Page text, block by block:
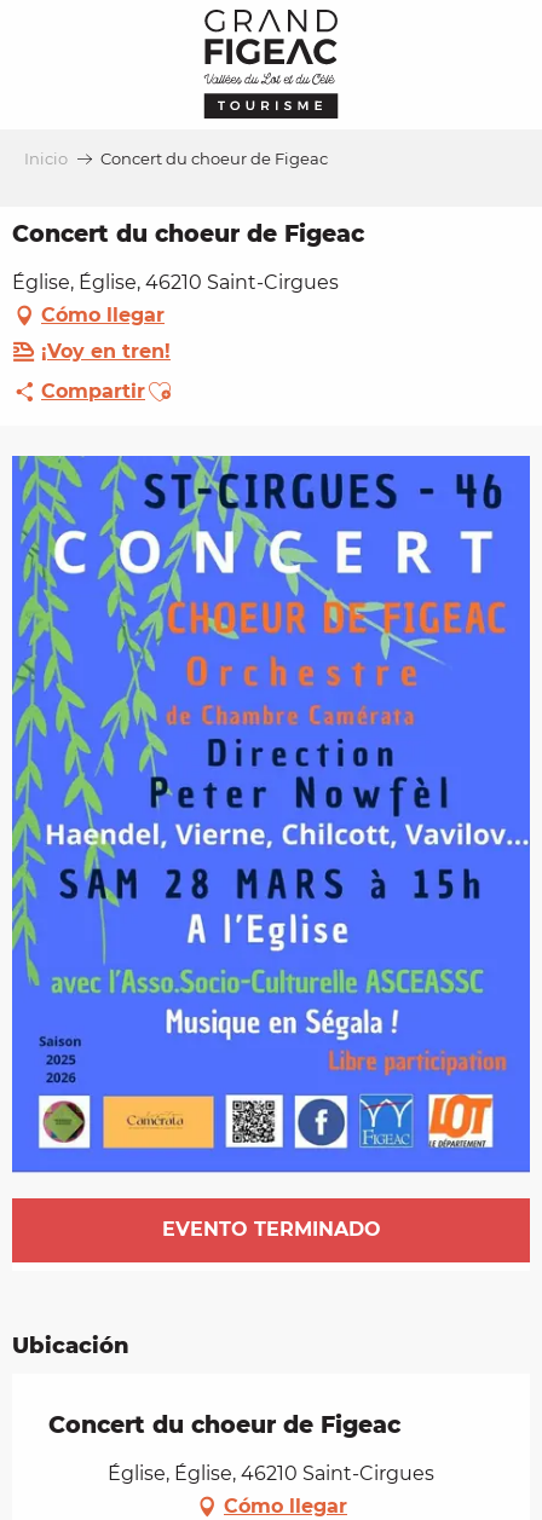
Inicio Concert du choeur de Figeac
Concert du choeur de Figeac
Église, Église, 46210 Saint-Cirgues
Cómo llegar
¡Voy en tren!
CompartirAjouter aux favoris
Horarios y datos de contacto
EVENTO TERMINADO
Ubicación
Concert du choeur de Figeac
Église, Église, 46210 Saint-Cirgues
Cómo llegar